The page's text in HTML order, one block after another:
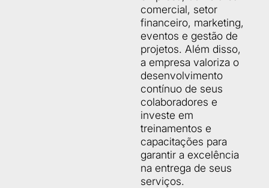
comercial, setor
financeiro, marketing,
eventos e gestão de
projetos. Além disso,
a empresa valoriza o
desenvolvimento
contínuo de seus
colaboradores e
investe em
treinamentos e
capacitações para
garantir a excelência
na entrega de seus
serviços.